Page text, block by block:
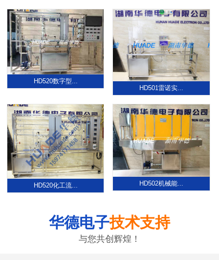
HD520数字型...
HD501雷诺实...
HD520化工流... HD502机械能...
华德电子技术支持
与您共创辉煌！